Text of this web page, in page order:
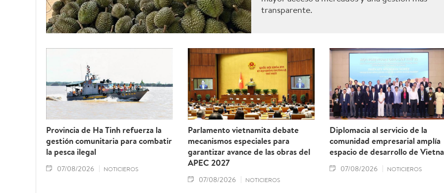
transparente.
Provincia de Ha Tinh refuerza la
gestión comunitaria para combatir
la pesca ilegal
07/08/2026 NOTICIEROS
Parlamento vietnamita debate
mecanismos especiales para
garantizar avance de las obras del
APEC 2027
07/08/2026 NOTICIEROS
Diplomacia al servicio de la
comunidad empresarial amplía
espacio de desarrollo de
07/08/2026 NOTICIEROS